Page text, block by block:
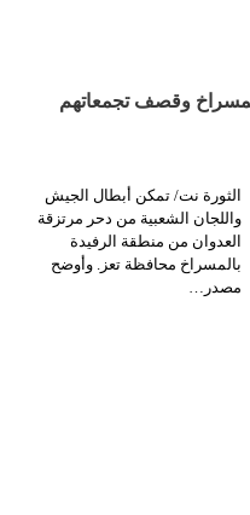
وقصف تجمعاتهم
الثورة نت/ تمكن أبطال الجيش
واللجان الشعبية من دحر مرتزقة
العدوان من منطقة الرفيدة
بالمسراخ محافظة تعز. وأوضح
مصدر…